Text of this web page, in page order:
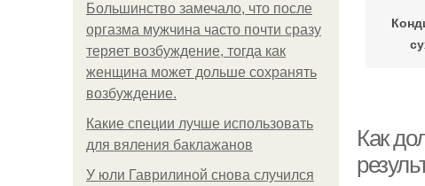
Большинство замечало, что после
оргазма мужчина часто почти сразу
теряет возбуждение, тогда как
женщина может дольше сохранять
возбуждение.
Какие специи лучше использовать
для вяления баклажанов
У юли Гаврилиной снова случился
Как